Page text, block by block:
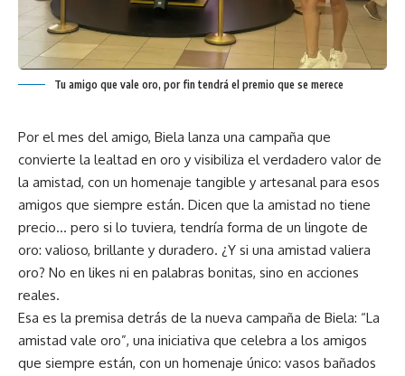
Tu amigo que vale oro, por fin tendrá el premio que se merece
Por el mes del amigo, Biela lanza una campaña que
convierte la lealtad en oro y visibiliza el verdadero valor de
la amistad, con un homenaje tangible y artesanal para esos
amigos que siempre están. Dicen que la amistad no tiene
precio… pero si lo tuviera, tendría forma de un lingote de
oro: valioso, brillante y duradero. ¿Y si una amistad valiera
oro? No en likes ni en palabras bonitas, sino en acciones
reales.
Esa es la premisa detrás de la nueva campaña de Biela: “La
amistad vale oro”, una iniciativa que celebra a los amigos
que siempre están, con un homenaje único: vasos bañados